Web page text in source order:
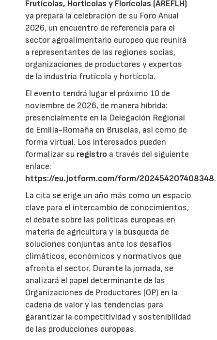
Frutícolas, Hortícolas y Florícolas (AREFLH)
ya prepara la celebración de su Foro Anual
2026, un encuentro de referencia para el
sector agroalimentario europeo que reunirá
a representantes de las regiones socias,
organizaciones de productores y expertos
de la industria frutícola y hortícola.
El evento tendrá lugar el próximo 10 de
noviembre de 2026, de manera híbrida:
presencialmente en la Delegación Regional
de Emilia-Romaña en Bruselas, así como de
forma virtual. Los interesados pueden
formalizar su registro a través del siguiente
enlace:
https://eu.jotform.com/form/202454207408348.
La cita se erige un año más como un espacio
clave para el intercambio de conocimientos,
el debate sobre las políticas europeas en
materia de agricultura y la búsqueda de
soluciones conjuntas ante los desafíos
climáticos, económicos y normativos que
afronta el sector. Durante la jornada, se
analizará el papel determinante de las
Organizaciones de Productores (OP) en la
cadena de valor y las tendencias para
garantizar la competitividad y sostenibilidad
de las producciones europeas.